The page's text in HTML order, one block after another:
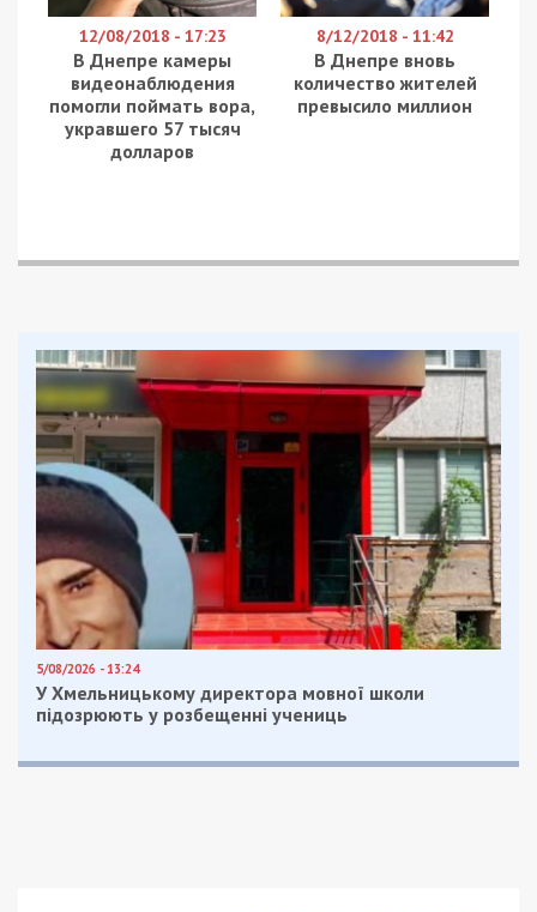
12/08/2018 - 17:23
В Днепре камеры
видеонаблюдения
помогли поймать вора,
укравшего 57 тысяч
долларов
8/12/2018 - 11:42
В Днепре вновь
количество жителей
превысило миллион
5/08/2026 - 13:24
У Хмельницькому директора мовної школи
підозрюють у розбещенні учениць